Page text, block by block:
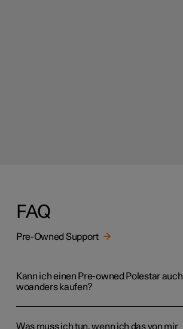
FAQ
Pre-Owned Support
Kann ich einen Pre-owned Polestar auch
woanders kaufen?
Was muss ich tun, wenn ich das von mir